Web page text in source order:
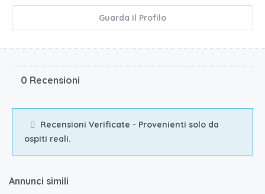
Guarda Il Profilo
0 Recensioni
Recensioni Verificate - Provenienti solo da
ospiti reali.
Annunci simili